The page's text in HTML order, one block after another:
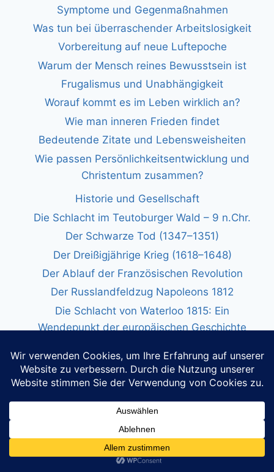
Symptome und Gegenmaßnahmen
Was tun bei überraschender Arbeitslosigkeit
Vorbereitung auf neue Luftepoche
Warum der Mensch reines Bewusstsein ist
Frugalismus und Unabhängigkeit
Worauf kommt es im Leben wirklich an?
Wie man inneren Frieden findet
Bedeutende Zitate und Lebensweisheiten
Wie passen Persönlichkeitsentwicklung und
Christentum zusammen?
Historie und Gesellschaft
Die Schlacht im Teutoburger Wald – 9 n.Chr.
Der Schwarze Tod (1347–1351)
Der Dreißigjährige Krieg (1618–1648)
Der Ablauf der Französischen Revolution
Der Russlandfeldzug Napoleons 1812
Die Schlacht von Waterloo 1815: Ein
Wendepunkt der europäischen Geschichte
alternative Perspektiven
Der Zweite Weltkrieg
Russland-Ukraine-Krieg: Hintergründe und
Verlauf
Die COVID-19-Pandemie: Verlauf und ein
umfassender Überblick